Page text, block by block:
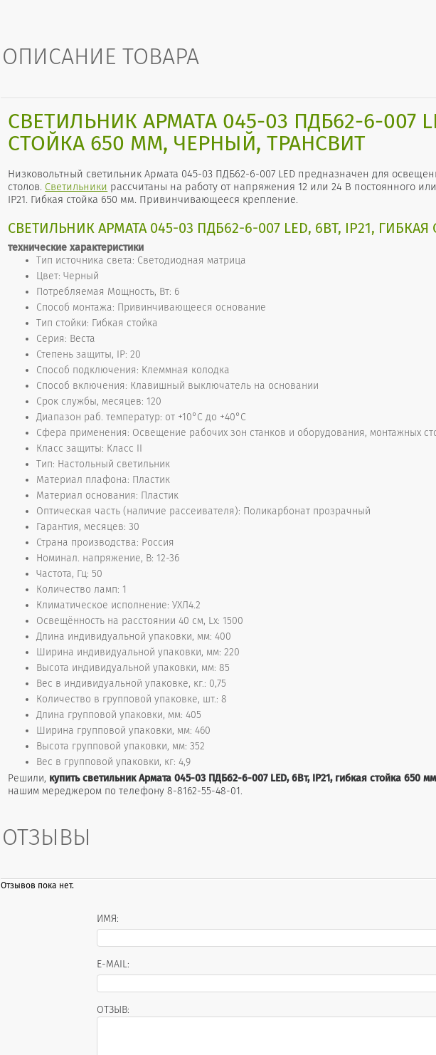
ОПИСАНИЕ ТОВАРА
СВЕТИЛЬНИК АРМАТА 045-03 ПДБ62-6-007
СТОЙКА 650 ММ, ЧЕРНЫЙ, ТРАНСВИТ
Низковольтный светильник Армата 045-03 ПДБ62-6-007 LED предназначен для
столов. Светильники рассчитаны на работу от напряжения 12 или 24 В постоянного
IP21. Гибкая стойка 650 мм. Привинчивающееся крепление.
СВЕТИЛЬНИК АРМАТА 045-03 ПДБ62-6-007 LED, 6ВТ, IP21,
технические характеристики
Тип источника света: Светодиодная матрица
Цвет: Черный
Потребляемая Мощность, Вт: 6
Способ монтажа: Привинчивающееся основание
Тип стойки: Гибкая стойка
Серия: Веста
Степень защиты, IP: 20
Способ подключения: Клеммная колодка
Способ включения: Клавишный выключатель на основании
Срок службы, месяцев: 120
Диапазон раб. температур: от +10°С до +40°С
Сфера применения: Освещение рабочих зон станков и оборудования, монтажных
Класс защиты: Класс II
Тип: Настольный светильник
Материал плафона: Пластик
Материал основания: Пластик
Оптическая часть (наличие рассеивателя): Поликарбонат прозрачный
Гарантия, месяцев: 30
Страна производства: Россия
Номинал. напряжение, В: 12-36
Частота, Гц: 50
Количество ламп: 1
Климатическое исполнение: УХЛ4.2
Освещённость на расстоянии 40 см, Lx: 1500
Длина индивидуальной упаковки, мм: 400
Ширина индивидуальной упаковки, мм: 220
Высота индивидуальной упаковки, мм: 85
Вес в индивидуальной упаковке, кг.: 0,75
Количество в групповой упаковке, шт.: 8
Длина групповой упаковки, мм: 405
Ширина групповой упаковки, мм: 460
Высота групповой упаковки, мм: 352
Вес в групповой упаковки, кг: 4,9
Решили, купить светильник Армата 045-03 ПДБ62-6-007 LED, 6Вт, IP21, гибкая стойка 650
нашим мереджером по телефону 8-8162-55-48-01.
ОТЗЫВЫ
Отзывов пока нет.
ИМЯ:
E-MAIL:
ОТЗЫВ: